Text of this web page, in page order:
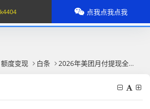
额度变现 白条 2026年美团月付提现全攻略：4种实测有效方法盘点
点我点我点我